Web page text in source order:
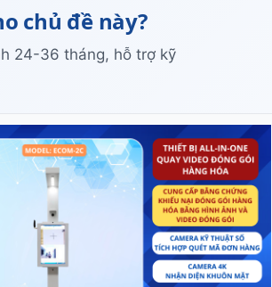
chủ đề này?
24-36 tháng, hỗ trợ kỹ